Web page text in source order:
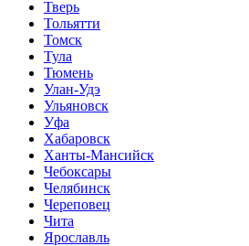
Тверь
Тольятти
Томск
Тула
Тюмень
Улан-Удэ
Ульяновск
Уфа
Хабаровск
Ханты-Мансийск
Чебоксары
Челябинск
Череповец
Чита
Ярославль